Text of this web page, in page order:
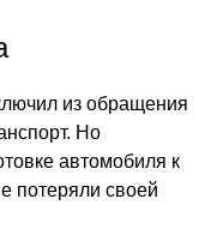
из обращения
Но
автомобиля к
потеряли своей